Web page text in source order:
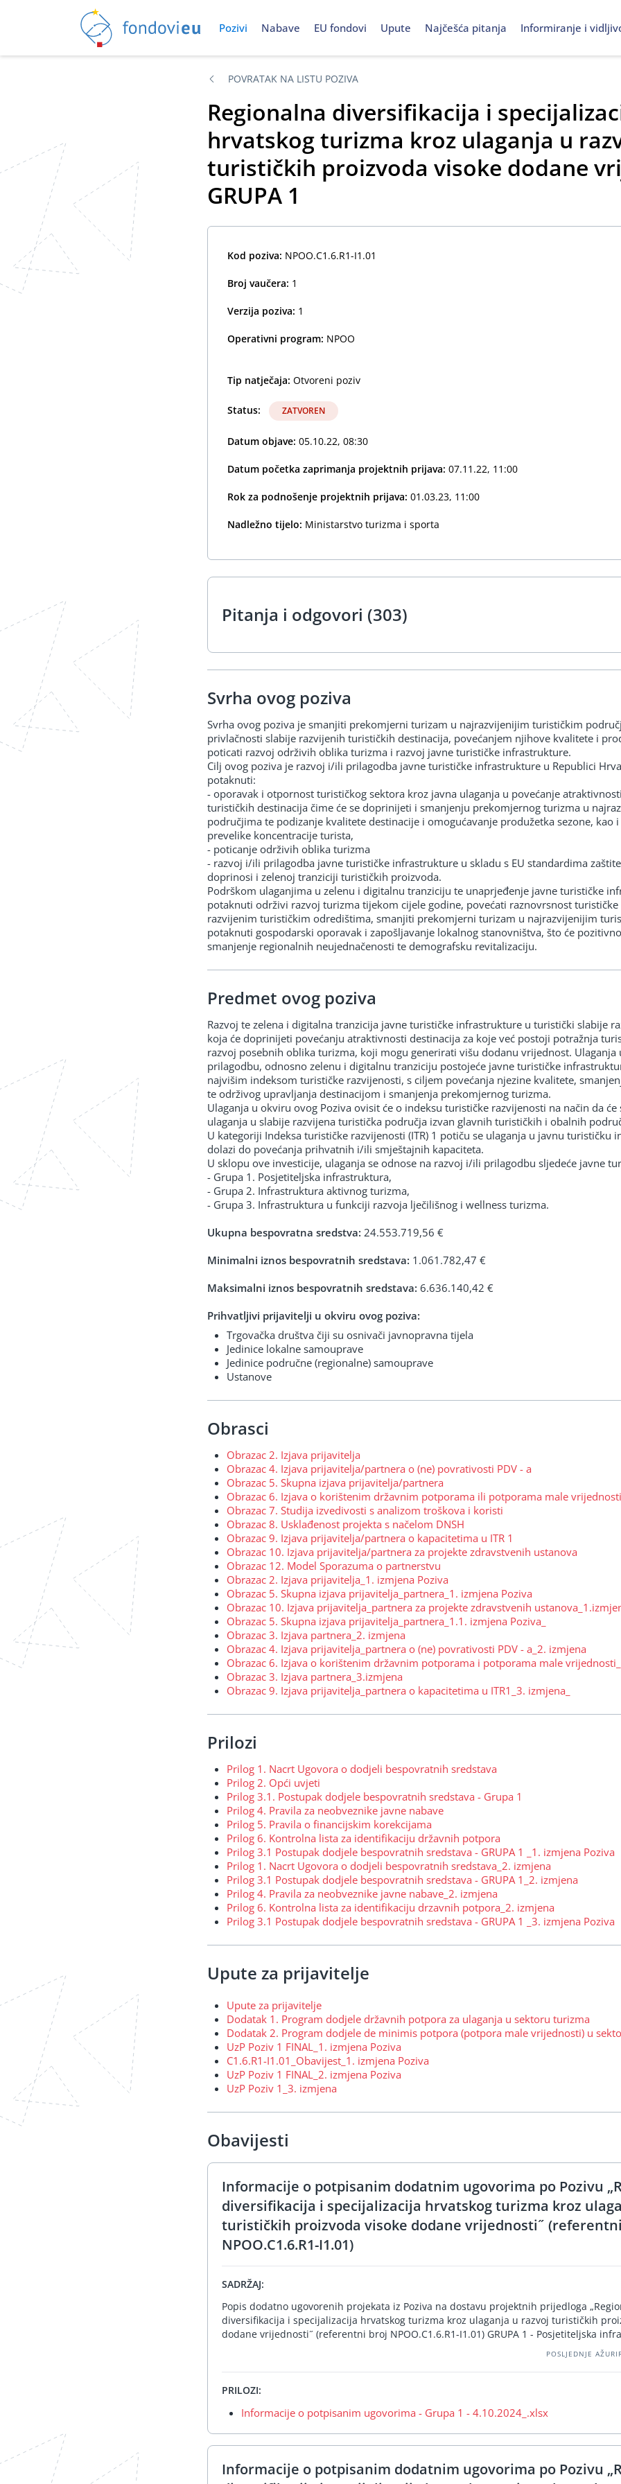
Pozivi Nabave EU fondovi Upute Najčešća pitanja Informiranje i
POVRATAK NA LISTU POZIVA
Regionalna diversifikacija i
hrvatskog turizma kroz ulaganja u
turističkih proizvoda visoke dodane
GRUPA 1
Kod poziva: NPOO.C1.6.R1-I1.01
Broj vaučera: 1
Verzija poziva: 1
Operativni program: NPOO
Tip natječaja: Otvoreni poziv
Status: ZATVOREN
Datum objave: 05.10.22, 08:30
Datum početka zaprimanja projektnih prijava: 07.11.22, 11:00
Rok za podnošenje projektnih prijava: 01.03.23, 11:00
Nadležno tijelo: Ministarstvo turizma i sporta
Pitanja i odgovori (303)
Svrha ovog poziva
Svrha ovog poziva je smanjiti prekomjerni turizam u najrazvijenijim turističkim
privlačnosti slabije razvijenih turističkih destinacija, povećanjem njihove kvalitete i
poticati razvoj održivih oblika turizma i razvoj javne turističke infrastrukture.
Cilj ovog poziva je razvoj i/ili prilagodba javne turističke infrastrukture u Republici
potaknuti:
- oporavak i otpornost turističkog sektora kroz javna ulaganja u povećanje
turističkih destinacija čime će se doprinijeti i smanjenju prekomjernog turizma u
područjima te podizanje kvalitete destinacije i omogućavanje produžetka sezone, kao i
prevelike koncentracije turista,
- poticanje održivih oblika turizma
- razvoj i/ili prilagodba javne turističke infrastrukture u skladu s EU standardima
doprinosi i zelenoj tranziciji turističkih proizvoda.
Podrškom ulaganjima u zelenu i digitalnu tranziciju te unaprjeđenje javne turističke
potaknuti održivi razvoj turizma tijekom cijele godine, povećati raznovrsnost
razvijenim turističkim odredištima, smanjiti prekomjerni turizam u najrazvijenijim
potaknuti gospodarski oporavak i zapošljavanje lokalnog stanovništva, što će
smanjenje regionalnih neujednačenosti te demografsku revitalizaciju.
Predmet ovog poziva
Razvoj te zelena i digitalna tranzicija javne turističke infrastrukture u turistički slabije
koja će doprinijeti povećanju atraktivnosti destinacija za koje već postoji potražnja
razvoj posebnih oblika turizma, koji mogu generirati višu dodanu vrijednost. Ulaganja
prilagodbu, odnosno zelenu i digitalnu tranziciju postojeće javne turističke
najvišim indeksom turističke razvijenosti, s ciljem povećanja njezine kvalitete,
te održivog upravljanja destinacijom i smanjenja prekomjernog turizma.
Ulaganja u okviru ovog Poziva ovisit će o indeksu turističke razvijenosti na način da
ulaganja u slabije razvijena turistička područja izvan glavnih turističkih i obalnih
U kategoriji Indeksa turističke razvijenosti (ITR) 1 potiču se ulaganja u javnu turističku
dolazi do povećanja prihvatnih i/ili smještajnih kapaciteta.
U sklopu ove investicije, ulaganja se odnose na razvoj i/ili prilagodbu sljedeće javne
- Grupa 1. Posjetiteljska infrastruktura,
- Grupa 2. Infrastruktura aktivnog turizma,
- Grupa 3. Infrastruktura u funkciji razvoja lječilišnog i wellness turizma.
Ukupna bespovratna sredstva: 24.553.719,56 €
Minimalni iznos bespovratnih sredstava: 1.061.782,47 €
Maksimalni iznos bespovratnih sredstava: 6.636.140,42 €
Prihvatljivi prijavitelji u okviru ovog poziva:
Trgovačka društva čiji su osnivači javnopravna tijela
Jedinice lokalne samouprave
Jedinice područne (regionalne) samouprave
Ustanove
Obrasci
Obrazac 2. Izjava prijavitelja
Obrazac 4. Izjava prijavitelja/partnera o (ne) povrativosti PDV - a
Obrazac 5. Skupna izjava prijavitelja/partnera
Obrazac 6. Izjava o korištenim državnim potporama ili potporama male vrijednosti
Obrazac 7. Studija izvedivosti s analizom troškova i koristi
Obrazac 8. Usklađenost projekta s načelom DNSH
Obrazac 9. Izjava prijavitelja/partnera o kapacitetima u ITR 1
Obrazac 10. Izjava prijavitelja/partnera za projekte zdravstvenih ustanova
Obrazac 12. Model Sporazuma o partnerstvu
Obrazac 2. Izjava prijavitelja_1. izmjena Poziva
Obrazac 5. Skupna izjava prijavitelja_partnera_1. izmjena Poziva
Obrazac 10. Izjava prijavitelja_partnera za projekte zdravstvenih
Obrazac 5. Skupna izjava prijavitelja_partnera_1.1. izmjena Poziva_
Obrazac 3. Izjava partnera_2. izmjena
Obrazac 4. Izjava prijavitelja_partnera o (ne) povrativosti PDV - a_2. izmjena
Obrazac 6. Izjava o korištenim državnim potporama i potporama male
Obrazac 3. Izjava partnera_3.izmjena
Obrazac 9. Izjava prijavitelja_partnera o kapacitetima u ITR1_3. izmjena_
Prilozi
Prilog 1. Nacrt Ugovora o dodjeli bespovratnih sredstava
Prilog 2. Opći uvjeti
Prilog 3.1. Postupak dodjele bespovratnih sredstava - Grupa 1
Prilog 4. Pravila za neobveznike javne nabave
Prilog 5. Pravila o financijskim korekcijama
Prilog 6. Kontrolna lista za identifikaciju državnih potpora
Prilog 3.1 Postupak dodjele bespovratnih sredstava - GRUPA 1 _1. izmjena Poziva
Prilog 1. Nacrt Ugovora o dodjeli bespovratnih sredstava_2. izmjena
Prilog 3.1 Postupak dodjele bespovratnih sredstava - GRUPA 1_2. izmjena
Prilog 4. Pravila za neobveznike javne nabave_2. izmjena
Prilog 6. Kontrolna lista za identifikaciju drzavnih potpora_2. izmjena
Prilog 3.1 Postupak dodjele bespovratnih sredstava - GRUPA 1 _3. izmjena Poziva
Upute za prijavitelje
Upute za prijavitelje
Dodatak 1. Program dodjele državnih potpora za ulaganja u sektoru turizma
Dodatak 2. Program dodjele de minimis potpora (potpora male vrijednosti) u
UzP Poziv 1 FINAL_1. izmjena Poziva
C1.6.R1-I1.01_Obavijest_1. izmjena Poziva
UzP Poziv 1 FINAL_2. izmjena Poziva
UzP Poziv 1_3. izmjena
Obavijesti
Informacije o potpisanim dodatnim ugovorima po Pozivu
diversifikacija i specijalizacija hrvatskog turizma kroz
turističkih proizvoda visoke dodane vrijednosti˝
NPOO.C1.6.R1-I1.01)
SADRŽAJ:
Popis dodatno ugovorenih projekata iz Poziva na dostavu projektnih prijedloga
diversifikacija i specijalizacija hrvatskog turizma kroz ulaganja u razvoj turističkih
dodane vrijednosti˝ (referentni broj NPOO.C1.6.R1-I1.01) GRUPA 1 - Posjetiteljska
POSLJEDNJE
PRILOZI:
Informacije o potpisanim ugovorima - Grupa 1 - 4.10.2024_.xlsx
Informacije o potpisanim dodatnim ugovorima po Pozivu